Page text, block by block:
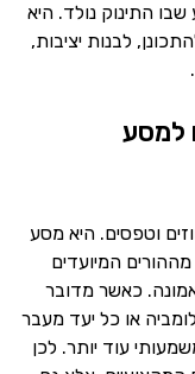
התינוק נולד. היא
לבנות יציבות,
למסע
וטפסים. היא מסע
המיועדים
כאשר מדובר
או כל יעד מעבר
עוד יותר. לכן